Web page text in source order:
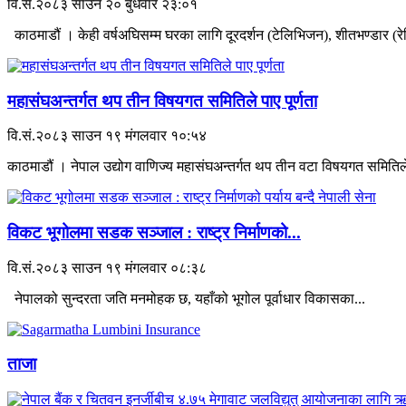
वि.सं.२०८३ साउन २० बुधवार २३:०१
काठमाडौं । केही वर्षअघिसम्म घरका लागि दूरदर्शन (टेलिभिजन), शीतभण्डार
महासंघअन्तर्गत थप तीन विषयगत समितिले पाए पूर्णता
वि.सं.२०८३ साउन १९ मंगलवार १०:५४
काठमाडौं । नेपाल उद्योग वाणिज्य महासंघअन्तर्गत थप तीन वटा विषयगत
विकट भूगोलमा सडक सञ्जाल : राष्ट्र निर्माणको...
वि.सं.२०८३ साउन १९ मंगलवार ०८:३८
नेपालको सुन्दरता जति मनमोहक छ, यहाँको भूगोल पूर्वाधार विकासका...
ताजा